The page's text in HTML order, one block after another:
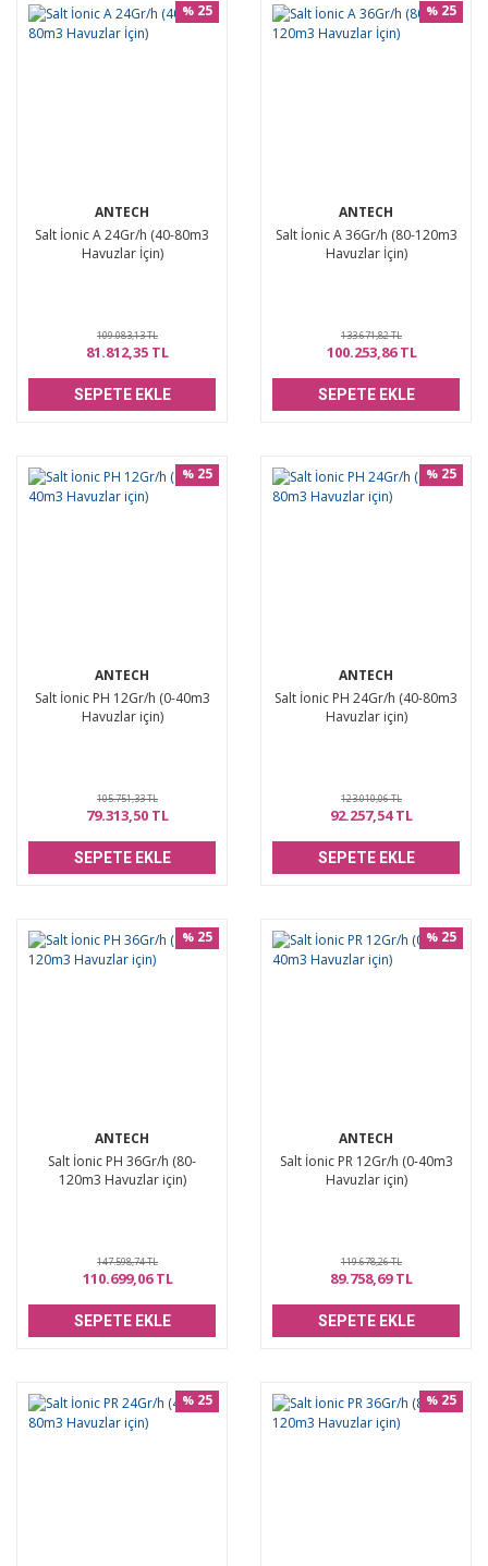
ANTECH
Salt İonic A 24Gr/h (40-80m3
Havuzlar İçin)
% 25
109.083,13 TL
81.812,35 TL
SEPETE EKLE
ANTECH
Salt İonic A 36Gr/h (80-120m3
Havuzlar İçin)
% 25
133.671,82 TL
100.253,86 TL
SEPETE EKLE
ANTECH
Salt İonic PH 12Gr/h (0-40m3
Havuzlar için)
% 25
105.751,33 TL
79.313,50 TL
SEPETE EKLE
ANTECH
Salt İonic PH 24Gr/h (40-80m3
Havuzlar için)
% 25
123.010,06 TL
92.257,54 TL
SEPETE EKLE
ANTECH
Salt İonic PH 36Gr/h (80-
120m3 Havuzlar için)
% 25
147.598,74 TL
110.699,06 TL
SEPETE EKLE
ANTECH
Salt İonic PR 12Gr/h (0-40m3
Havuzlar için)
% 25
119.678,26 TL
89.758,69 TL
SEPETE EKLE
% 25 % 25